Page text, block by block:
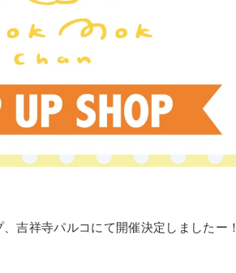
吉祥寺パルコにて開催決定しましたー！